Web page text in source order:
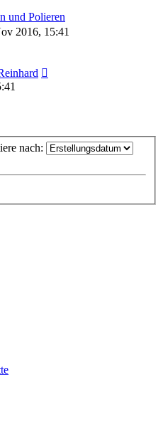
und Polieren
2016, 15:41
nach: